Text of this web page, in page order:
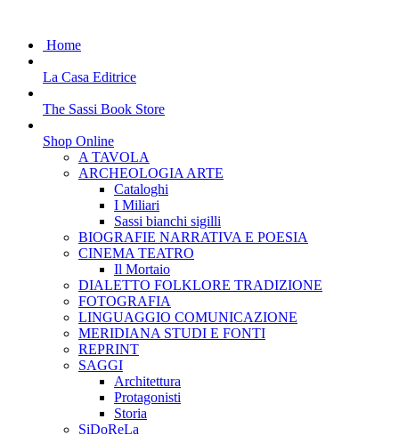
Home
La Casa Editrice
The Sassi Book Store
Shop Online
A TAVOLA
ARCHEOLOGIA ARTE
Cataloghi
I Miliari
Sassi bianchi sigilli
BIOGRAFIE NARRATIVA E POESIA
CINEMA TEATRO
Il Mortaio
DIALETTO FOLKLORE TRADIZIONE
FOTOGRAFIA
LINGUAGGIO COMUNICAZIONE
MERIDIANA STUDI E FONTI
REPRINT
SAGGI
Architettura
Protagonisti
Storia
SiDoReLa